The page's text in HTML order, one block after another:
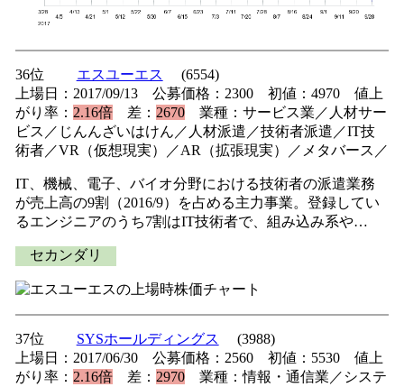
36位 エスユーエス
(6554)
上場日：2017/09/13 公募価格：2300 初値：4970 値上
がり率： 2.16倍差： 2670業種：サービス業／人材サー
ビス／じんんざいはけん／人材派遣／技術者派遣／IT技
術者／VR（仮想現実）／AR（拡張現実）／メタバース／
IT、機械、電子、バイオ分野における技術者の派遣業務
が売上高の9割（2016/9）を占める主力事業。登録してい
るエンジニアのうち7割はIT技術者で、組み込み系や…
セカンダリ
37位 SYSホールディングス
(3988)
上場日：2017/06/30 公募価格：2560 初値：5530 値上
がり率： 2.16倍差： 2970業種：情報・通信業／システ